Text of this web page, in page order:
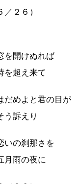
／２６）
開けぬれば
超え来て
だめよと君の目が
う訴えり
の刹那さを
月雨の夜に